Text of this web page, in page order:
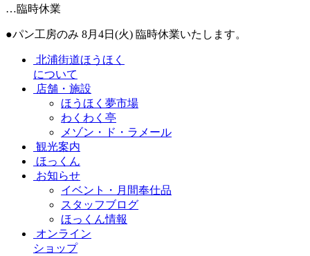
…臨時休業
●パン工房のみ 8月4日(火) 臨時休業いたします。
北浦街道ほうほく
について
店舗・施設
ほうほく夢市場
わくわく亭
メゾン・ド・ラメール
観光案内
ほっくん
お知らせ
イベント・月間奉仕品
スタッフブログ
ほっくん情報
オンライン
ショップ